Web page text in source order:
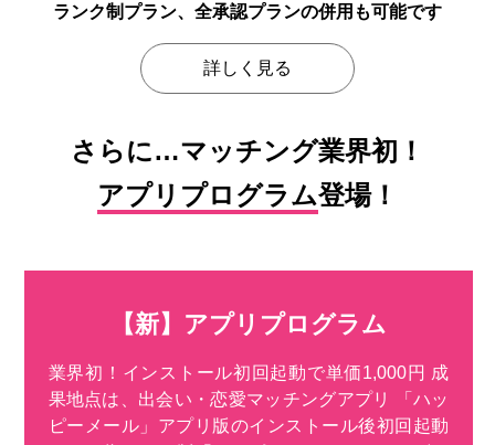
ランク制プラン、全承認プランの併用も可能です
詳しく見る
さらに…マッチング業界初！
アプリプログラム登場！
【新】アプリプログラム
業界初！インストール初回起動で単価1,000円 成
果地点は、出会い・恋愛マッチングアプリ 「ハッ
ピーメール」アプリ版のインストール後初回起動